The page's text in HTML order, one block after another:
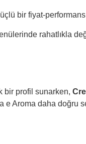
bir fiyat-
rahatlıkla
bir profil sunarken,
e Aroma daha doğru